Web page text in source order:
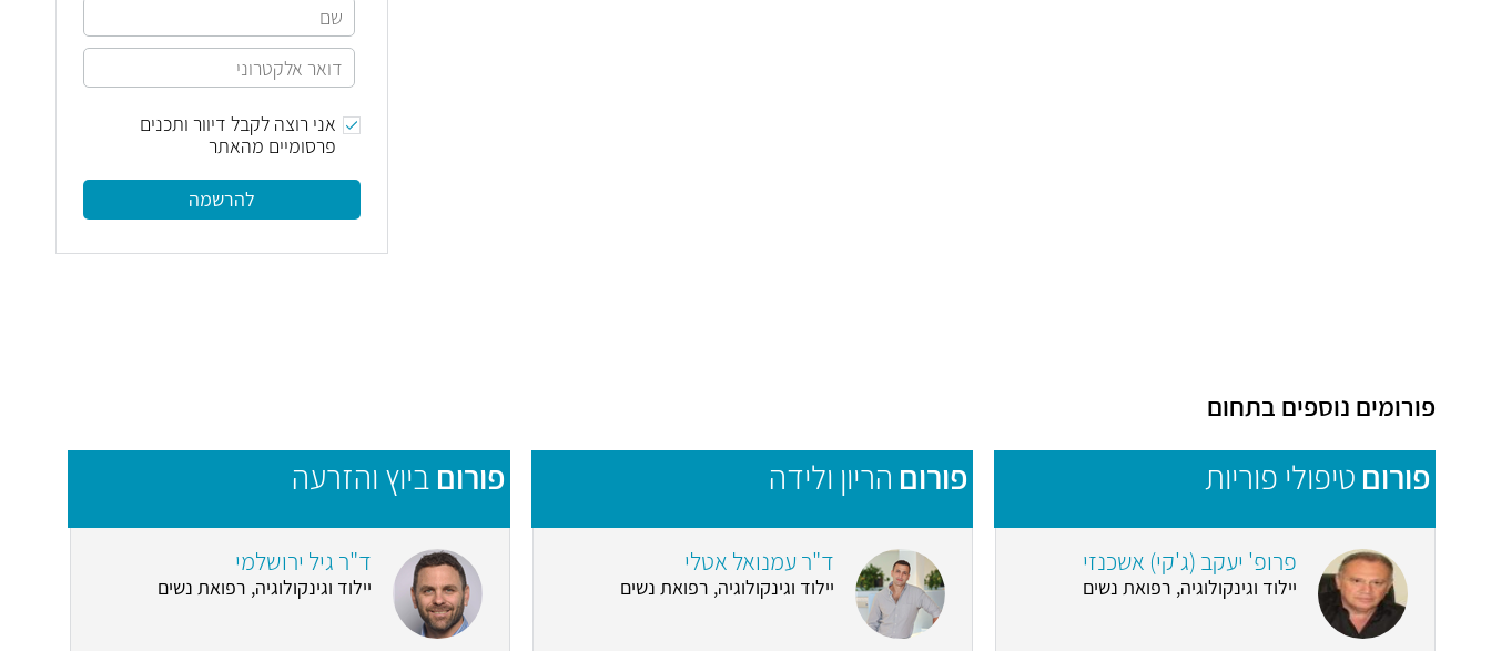
אני רוצה לקבל דיוור ותכנים
פרסומיים מהאתר
להרשמה
פורומים נוספים בתחום
פורום טיפולי פוריות
פרופ' יעקב (ג'קי) אשכנזי
יילוד וגינקולוגיה, רפואת נשים
פורום הריון ולידה
ד"ר עמנואל אטלי
יילוד וגינקולוגיה, רפואת נשים
פורום ביוץ והזרעה
ד"ר גיל ירושלמי
יילוד וגינקולוגיה, רפואת נשים